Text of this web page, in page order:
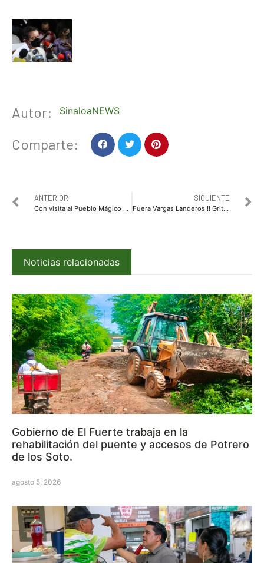
Autor: SinaloaNEWS
Comparte:
ANTERIOR
Con visita al Pueblo Mágico de El Fuerte, concluyó gira de trabajo de Quirino y Miguel Torruco
SIGUIENTE
Fuera Vargas Landeros !! Gritan morenistas en Los Mochis
Noticias relacionadas
Gobierno de El Fuerte trabaja en la
rehabilitación del puente y accesos de Potrero
de los Soto.
agosto 5, 2026